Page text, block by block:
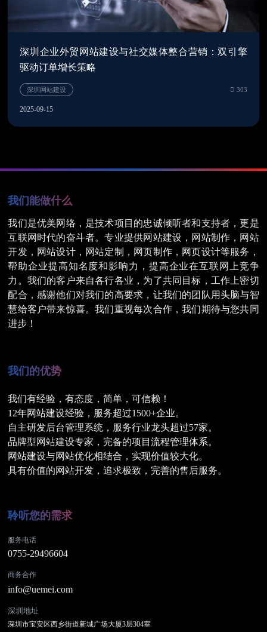
深圳网站建设
深圳企业外贸网站建设与社交媒体整合营销：双引擎
驱动订单增长策略
深圳网站建设
2025-09-15
我们能做什么
我们是优美网络，是技术项目的忠诚倾听者和支持者，更是
互联网时代的奋斗者。专业提供网站建设，网站制作，网站
开发，网站设计，网站定制，网页制作，网页设计等服务，
帮助企业提高知名度和影响力，提高企业在互联网上竞争
力。我们的客户来自各行各业，为了共同目标，工作上密切
配合，感谢他们对我们的高要求，让我们的团队用头脑与智
慧给客户带来惊喜。我们重视每次合作，我们期待与您共同
进步！
我们的优势
我们有经验，有态度，简单，可信赖！
12年网站建设经验，服务超过1500+企业。
自主研发后台管理系统，服务行业龙头超过57家。
品牌型网站建设专家，完备的项目流程管理体系。
网站建设与网站优化相结合，实现价值较大化。
具有价值的网站开发，追求极致，完善的售后服务。
聆听您的需求
服务电话
0755-29496604
商务合作
info@uemei.com
深圳地址
深圳市宝安区西乡街道新城广场大厦3层304室